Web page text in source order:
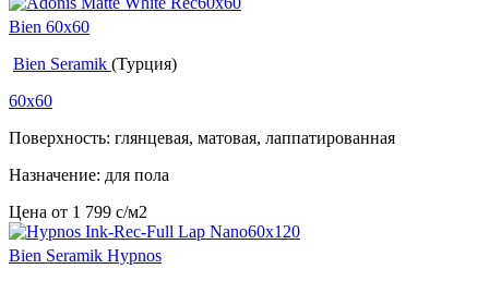
Bien 60x60
Bien Seramik (Турция)
60x60
Поверхность: глянцевая, матовая, лаппатированная
Назначение: для пола
Цена от 1 799 c/м2
Bien Seramik Hypnos